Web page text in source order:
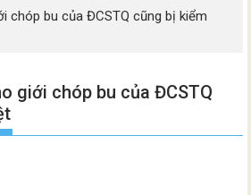
chóp bu của ĐCSTQ cũng bị kiểm
giới chóp bu của ĐCSTQ